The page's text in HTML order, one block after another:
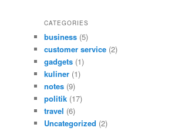
CATEGORIES
business (5)
customer service (2)
gadgets (1)
kuliner (1)
notes (9)
politik (17)
travel (6)
Uncategorized (2)